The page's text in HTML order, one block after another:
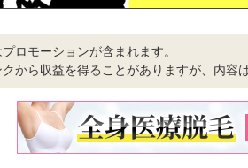
ロモーションが含まれます。
から収益を得ることがありますが、内容